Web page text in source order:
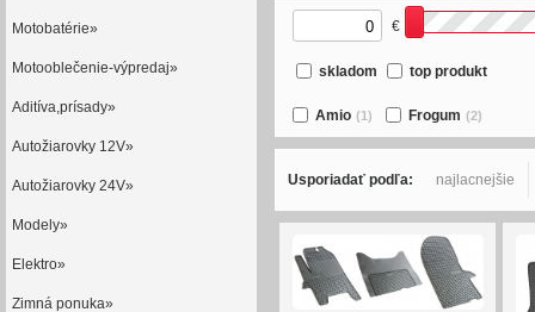
Motobatérie»
Motooblečenie-výpredaj»
Aditíva,prísady»
Autožiarovky 12V»
Autožiarovky 24V»
Modely»
Elektro»
Zimná ponuka»
€
skladom top produkt
Amio (1) Frogum (2)
Usporiadať podľa: najlacnejšie